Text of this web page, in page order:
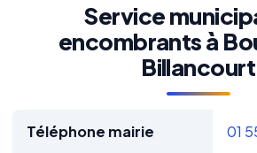
Service
encombrants à
Billancourt
Téléphone mairie 01